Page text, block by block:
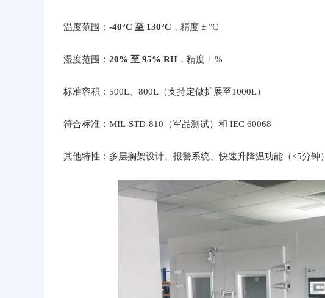
温度范围： -40°C 至 130°C ，精度 ± °C
湿度范围： 20% 至 95% RH ，精度 ± %
标准容积：500L、800L（支持定做扩展至1000L）
符合标准：MIL-STD-810（军品测试）和 IEC 60068
其他特性：多层搁架设计、报警系统、快速升降温功能（≤5分钟）